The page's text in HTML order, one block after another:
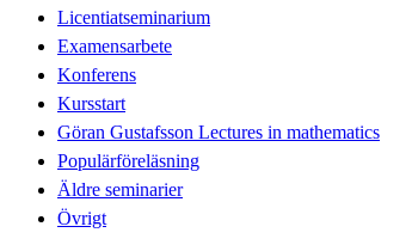
Licentiatseminarium
Examensarbete
Konferens
Kursstart
Göran Gustafsson Lectures in mathematics
Populärföreläsning
Äldre seminarier
Övrigt